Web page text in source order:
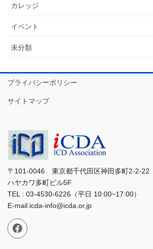
カレッジ
イベント
未分類
プライバシーポリシー
サイトマップ
〒101-0046 東京都千代田区神田多町2-2-22
ハヤカワ多町ビル5F
TEL : 03-4530-6226（平日 10:00~17:00）
E-mail:icda-info@icda.or.jp